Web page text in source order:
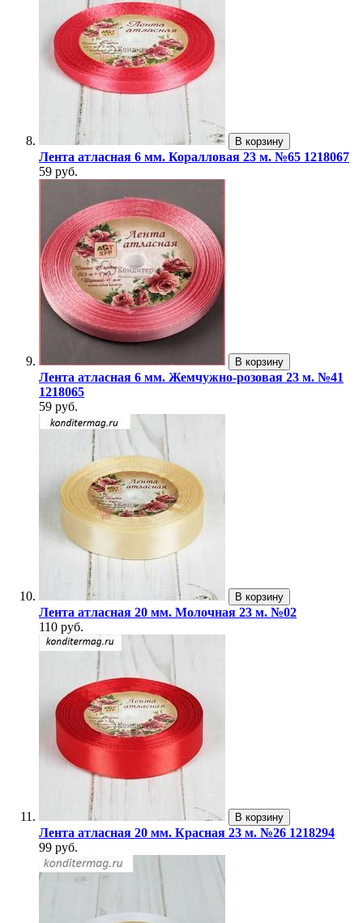
В корзину
Лента атласная 6 мм. Коралловая 23 м. №65 1218067
59 руб.
В корзину
Лента атласная 6 мм. Жемчужно-розовая 23 м. №41
1218065
59 руб.
В корзину
Лента атласная 20 мм. Молочная 23 м. №02
110 руб.
В корзину
Лента атласная 20 мм. Красная 23 м. №26 1218294
99 руб.